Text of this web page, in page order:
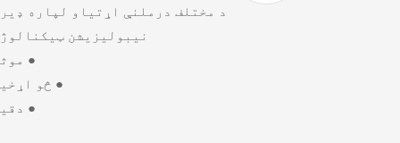
د مختلف درملنې اړتیاو لپاره
نیبولیزیشن
●
● څو
●